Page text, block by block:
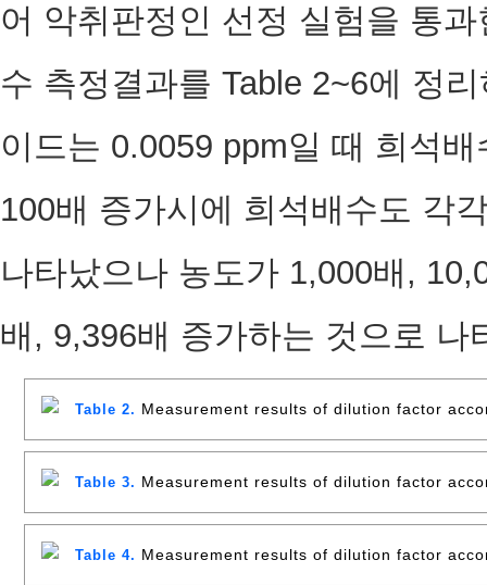
어 악취판정인 선정 실험을 통
수 측정결과를 Table 2~6에 정
이드는 0.0059 ppm일 때 희석
100배 증가시에 희석배수도 각
나타났으나 농도가 1,000배,
배, 9,396배 증가하는 것으로 나
Table 2. Measurement results of dilution factor
Table 3. Measurement results of dilution factor
Table 4. Measurement results of dilution factor